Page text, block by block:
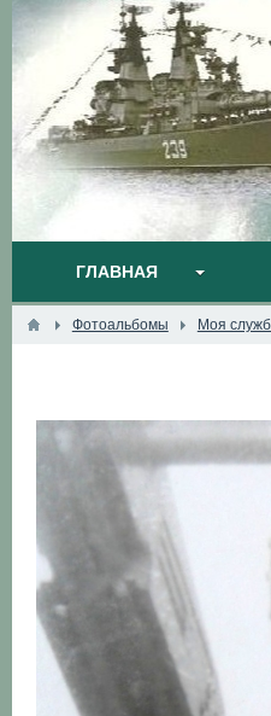
ГЛАВНАЯ
Фотоальбомы Моя